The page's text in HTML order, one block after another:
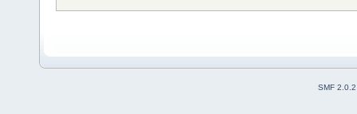
SMF 2.0.2